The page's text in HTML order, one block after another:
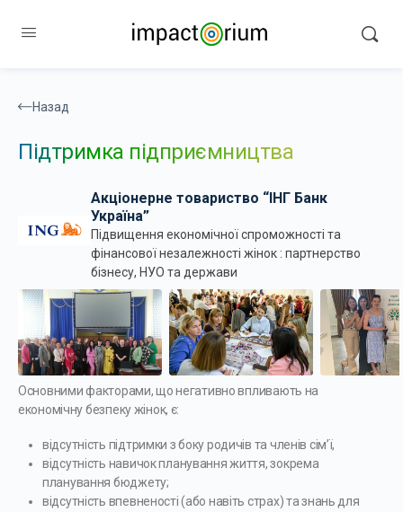
Назад
Підтримка підприємництва
Акціонерне товариство “ІНГ Банк
Україна”
Підвищення економічної спроможності та
фінансової незалежності жінок : партнерство
бізнесу, НУО та держави
Основними факторами, що негативно впливають на
економічну безпеку жінок, є:
відсутність підтримки з боку родичів та членів сім’ї,
відсутність навичок планування життя, зокрема
планування бюджету;
відсутність впевненості (або навіть страх) та знань для